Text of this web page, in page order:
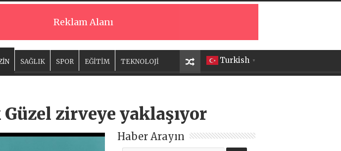
Reklam Alanı
Turkish ▼
SAĞLIK SPOR EĞİTİM TEKNOLOJİ
Güzel zirveye yaklaşıyor
Haber Arayın